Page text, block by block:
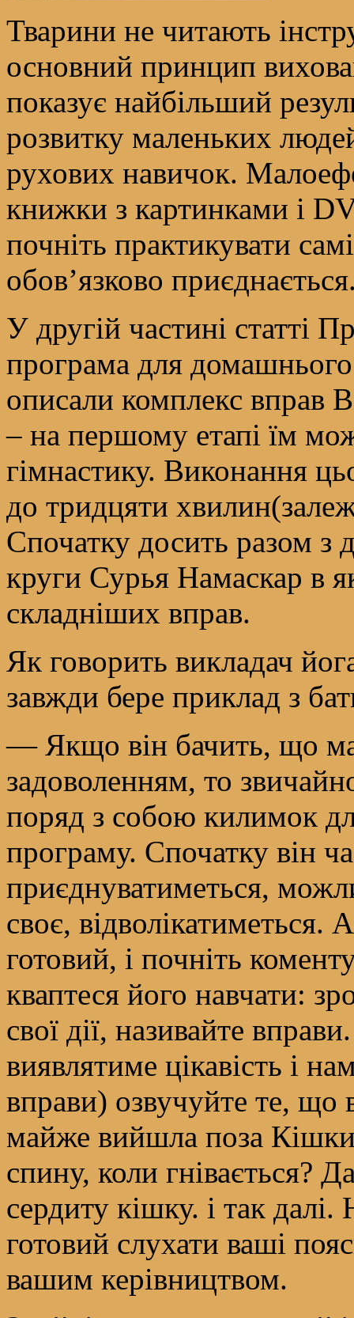
Тварини не читають
основний принцип
показує найбільший
розвитку маленьких
рухових навичок.
книжки з картинками і
почніть практикувати
обов’язково
У другій частині статті
програма для
описали комплекс вправ
– на першому етапі їм
гімнастику. Виконання
до тридцяти
Спочатку досить разом з
круги Сурья Намаскар в
складніших вправ.
Як говорить викладач
завжди бере приклад з
— Якщо він бачить, що
задоволенням, то
поряд з собою килимок
програму. Спочатку він
приєднуватиметься,
своє, відволікатиметься.
готовий, і почніть
кваптеся його навчати:
свої дії, називайте
виявлятиме цікавість і
вправи) озвучуйте те, що
майже вийшла поза
спину, коли гнівається?
сердиту кішку. і так
готовий слухати ваші
вашим керівництвом.